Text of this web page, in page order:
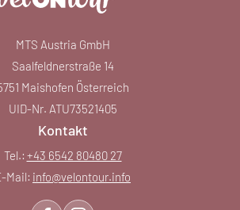
MTS Austria GmbH
Saalfeldnerstraße 14
Maishofen Österreich
UID-Nr. ATU73521405
Kontakt
Tel.: +43 6542 80480 27
Mail: info@velontour.info